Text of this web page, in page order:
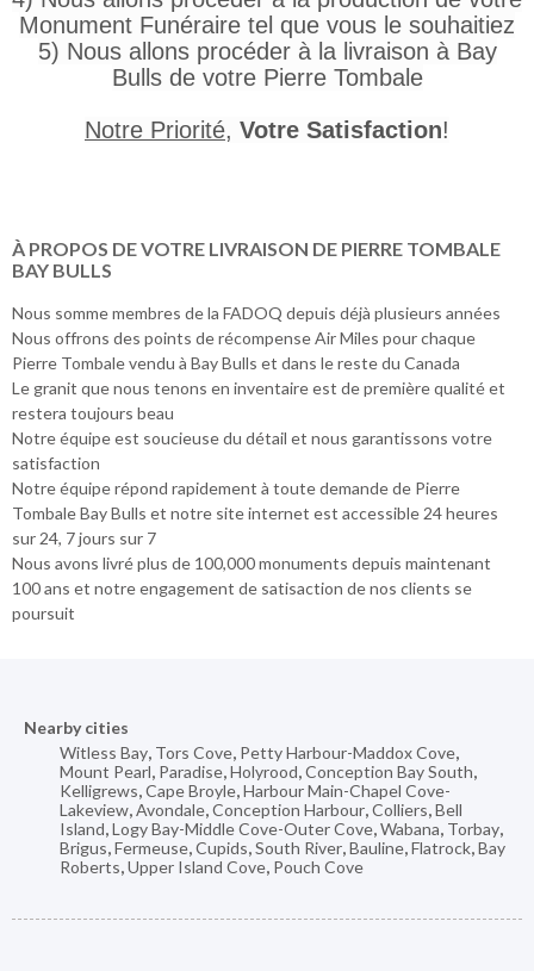
Monument Funéraire tel que vous le souhaitiez
5) Nous allons procéder à la livraison à Bay
Bulls de votre Pierre Tombale
Notre Priorité, Votre Satisfaction!
À PROPOS DE VOTRE LIVRAISON DE PIERRE TOMBALE
BAY BULLS
Nous somme membres de la FADOQ depuis déjà plusieurs années
Nous offrons des points de récompense Air Miles pour chaque
Pierre Tombale vendu à Bay Bulls et dans le reste du Canada
Le granit que nous tenons en inventaire est de première qualité et
restera toujours beau
Notre équipe est soucieuse du détail et nous garantissons votre
satisfaction
Notre équipe répond rapidement à toute demande de Pierre
Tombale Bay Bulls et notre site internet est accessible 24 heures
sur 24, 7 jours sur 7
Nous avons livré plus de 100,000 monuments depuis maintenant
100 ans et notre engagement de satisaction de nos clients se
poursuit
Nearby cities
Witless Bay, Tors Cove, Petty Harbour-Maddox Cove,
Mount Pearl, Paradise,Holyrood,Conception Bay South,
Kelligrews,Cape Broyle,Harbour Main-Chapel Cove-
Lakeview,Avondale,Conception Harbour,Colliers,Bell
Island,Logy Bay-Middle Cove-Outer Cove,Wabana, Torbay,
Brigus,Fermeuse,Cupids,South River,Bauline,Flatrock,Bay
Roberts,Upper Island Cove, Pouch Cove